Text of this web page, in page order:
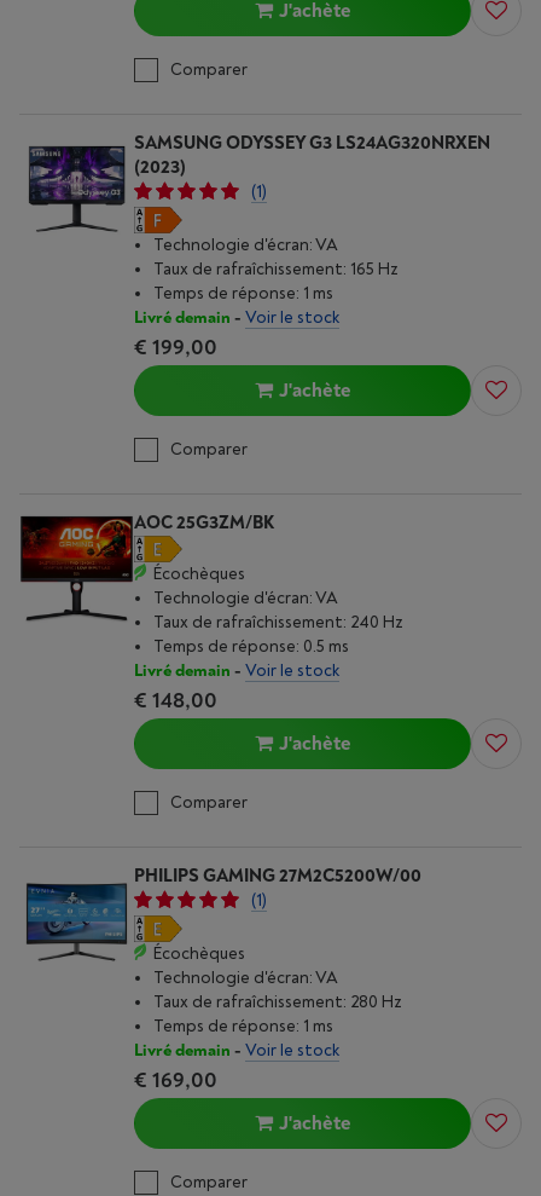
J'achète
Comparer
SAMSUNG ODYSSEY G3 LS24AG320NRXEN
(2023)
(1)
Technologie d'écran: VA
Taux de rafraîchissement: 165 Hz
Temps de réponse: 1 ms
Livré demain - Voir le stock
€ 199,00
J'achète
Comparer
AOC 25G3ZM/BK
Écochèques
Technologie d'écran: VA
Taux de rafraîchissement: 240 Hz
Temps de réponse: 0.5 ms
Livré demain - Voir le stock
€ 148,00
J'achète
Comparer
PHILIPS GAMING 27M2C5200W/00
(1)
Écochèques
Technologie d'écran: VA
Taux de rafraîchissement: 280 Hz
Temps de réponse: 1 ms
Livré demain - Voir le stock
€ 169,00
J'achète
Comparer